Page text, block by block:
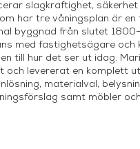
slagkraftighet, säkerhet
har tre våningsplan är
byggnad från slutet
med fastighetsägare och
till hur det ser ut idag.
och levererat en komplett
materialval,
samt möbler